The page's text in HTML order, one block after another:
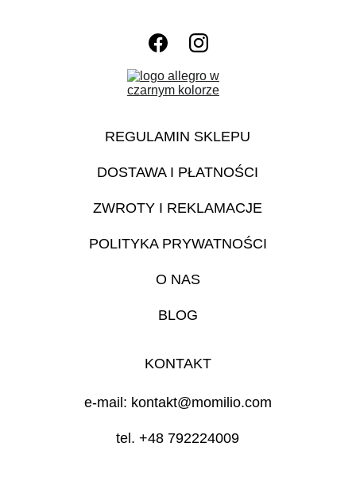
REGULAMIN SKLEPU
POLITYKA PRYWATNOŚCI
ZWROTY I REKLAMACJE
DOSTAWA I PŁATNOŚCI
e-mail: kontakt@momilio.com
tel. +48 792224009
O NAS
BLOG
KONTAKT